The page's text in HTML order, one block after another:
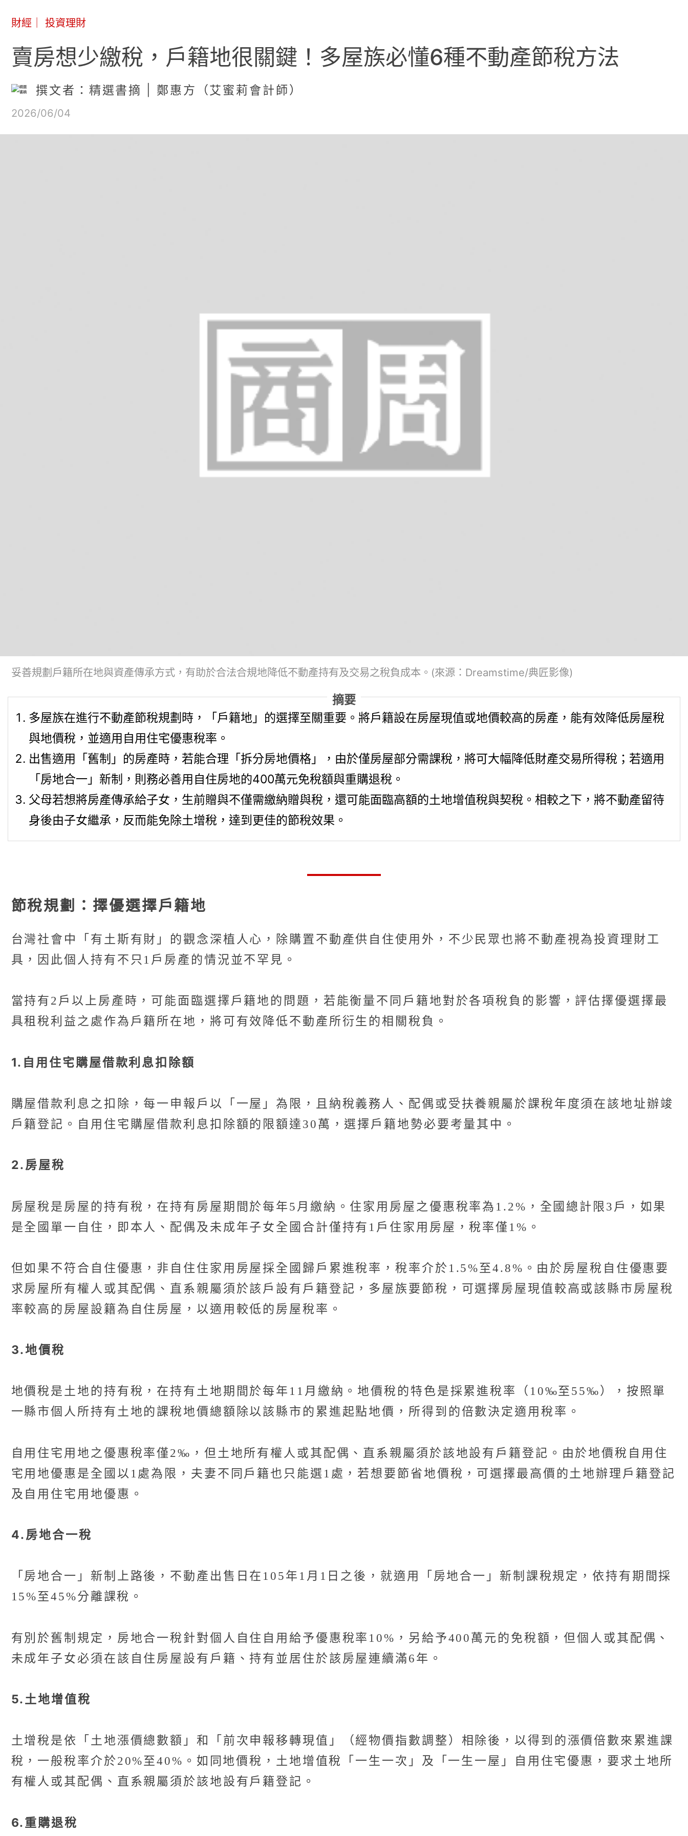
財經 投資理財
賣房想少繳稅，戶籍地很關鍵！多屋族必懂6種不動產節稅方法
撰文者：精選書摘 | 鄭惠方（艾蜜莉會計師）
2026/06/04
妥善規劃戶籍所在地與資產傳承方式，有助於合法合規地降低不動產持有及交易之稅負成本。(來源：Dreamstime/典匠影像)
摘要
多屋族在進行不動產節稅規劃時，「戶籍地」的選擇至關重要。將戶籍設在房屋現值或地價較高的房產，能有效降低房屋稅
與地價稅，並適用自用住宅優惠稅率。
出售適用「舊制」的房產時，若能合理「拆分房地價格」，由於僅房屋部分需課稅，將可大幅降低財產交易所得稅；若適用
「房地合一」新制，則務必善用自住房地的400萬元免稅額與重購退稅。
父母若想將房產傳承給子女，生前贈與不僅需繳納贈與稅，還可能面臨高額的土地增值稅與契稅。相較之下，將不動產留待
身後由子女繼承，反而能免除土增稅，達到更佳的節稅效果。
節稅規劃：擇優選擇戶籍地
台灣社會中「有土斯有財」的觀念深植人心，除購置不動產供自住使用外，不少民眾也將不動產視為投資理財工
具，因此個人持有不只1戶房產的情況並不罕見。
當持有2戶以上房產時，可能面臨選擇戶籍地的問題，若能衡量不同戶籍地對於各項稅負的影響，評估擇優選擇最
具租稅利益之處作為戶籍所在地，將可有效降低不動產所衍生的相關稅負。
1.自用住宅購屋借款利息扣除額
購屋借款利息之扣除，每一申報戶以「一屋」為限，且納稅義務人、配偶或受扶養親屬於課稅年度須在該地址辦竣
戶籍登記。自用住宅購屋借款利息扣除額的限額達30萬，選擇戶籍地勢必要考量其中。
2.房屋稅
房屋稅是房屋的持有稅，在持有房屋期間於每年5月繳納。住家用房屋之優惠稅率為1.2%，全國總計限3戶，如果
是全國單一自住，即本人、配偶及未成年子女全國合計僅持有1戶住家用房屋，稅率僅1%。
但如果不符合自住優惠，非自住住家用房屋採全國歸戶累進稅率，稅率介於1.5%至4.8%。由於房屋稅自住優惠要
求房屋所有權人或其配偶、直系親屬須於該戶設有戶籍登記，多屋族要節稅，可選擇房屋現值較高或該縣市房屋稅
率較高的房屋設籍為自住房屋，以適用較低的房屋稅率。
3.地價稅
地價稅是土地的持有稅，在持有土地期間於每年11月繳納。地價稅的特色是採累進稅率（10‰至55‰），按照單
一縣市個人所持有土地的課稅地價總額除以該縣市的累進起點地價，所得到的倍數決定適用稅率。
自用住宅用地之優惠稅率僅2‰，但土地所有權人或其配偶、直系親屬須於該地設有戶籍登記。由於地價稅自用住
宅用地優惠是全國以1處為限，夫妻不同戶籍也只能選1處，若想要節省地價稅，可選擇最高價的土地辦理戶籍登記
及自用住宅用地優惠。
4.房地合一稅
「房地合一」新制上路後，不動產出售日在105年1月1日之後，就適用「房地合一」新制課稅規定，依持有期間採
15%至45%分離課稅。
有別於舊制規定，房地合一稅針對個人自住自用給予優惠稅率10%，另給予400萬元的免稅額，但個人或其配偶、
未成年子女必須在該自住房屋設有戶籍、持有並居住於該房屋連續滿6年。
5.土地增值稅
土增稅是依「土地漲價總數額」和「前次申報移轉現值」（經物價指數調整）相除後，以得到的漲價倍數來累進課
稅，一般稅率介於20%至40%。如同地價稅，土地增值稅「一生一次」及「一生一屋」自用住宅優惠，要求土地所
有權人或其配偶、直系親屬須於該地設有戶籍登記。
6.重購退稅